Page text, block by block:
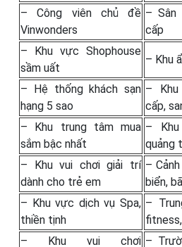
– Công viên chủ đề
Vinwonders
– Sân
cấp
– Khu vực Shophouse
sầm uất
– Khu
– Hệ thống khách sạn
hạng 5 sao
–
cấp,
– Khu trung tâm mua
sắm bậc nhất
–
quảng
– Khu vui chơi giải trí
dành cho trẻ em
–
biển,
– Khu vực dịch vụ Spa,
thiền tịnh
–
– Khu vui chơi –